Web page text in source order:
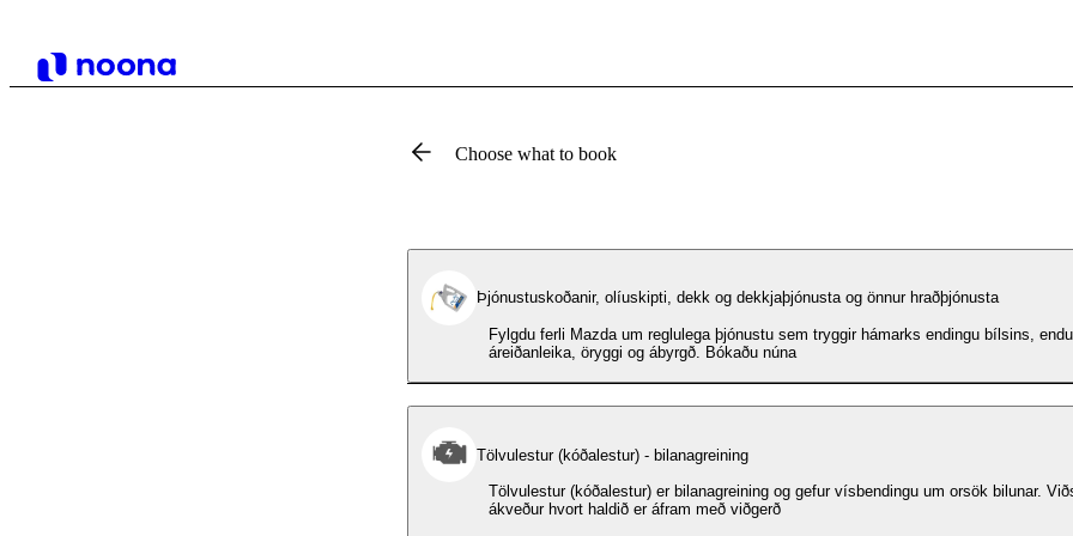
Choose what to book
Þjónustuskoðanir, olíuskipti, dekk og dekkjaþjónusta og önnur hraðþjónusta
Fylgdu ferli Mazda um reglulega þjónustu sem tryggir hámarks endingu bílsins,
áreiðanleika, öryggi og ábyrgð. Bókaðu núna
Tölvulestur (kóðalestur) - bilanagreining
Tölvulestur (kóðalestur) er bilanagreining og gefur vísbendingu um orsök bilunar.
ákveður hvort haldið er áfram með viðgerð